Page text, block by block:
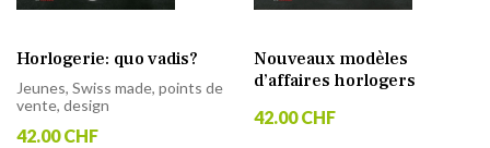
Horlogerie: quo vadis?
Jeunes, Swiss made, points de
vente, design
42.00 CHF
Nouveaux modèles
d’affaires horlogers
42.00 CHF